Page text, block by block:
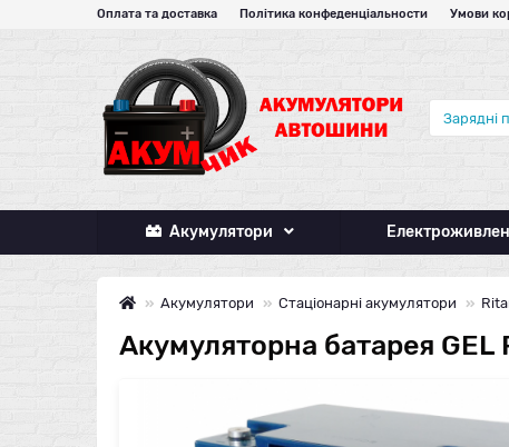
Оплата та доставка Політика конфеденціальности Умови
Акумулятори
Акумулятори Стаціонарні акумулятори
Акумуляторна батарея GEL